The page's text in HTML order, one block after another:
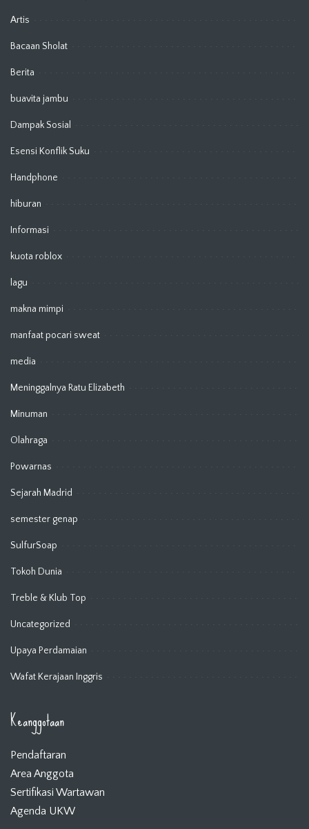
Artis
Bacaan Sholat
Berita
buavita jambu
Dampak Sosial
Esensi Konflik Suku
Handphone
hiburan
Informasi
kuota roblox
lagu
makna mimpi
manfaat pocari sweat
media
Meninggalnya Ratu Elizabeth
Minuman
Olahraga
Powarnas
Sejarah Madrid
semester genap
SulfurSoap
Tokoh Dunia
Treble & Klub Top
Uncategorized
Upaya Perdamaian
Wafat Kerajaan Inggris
Keanggotaan
Pendaftaran
Area Anggota
Sertifikasi Wartawan
Agenda UKW